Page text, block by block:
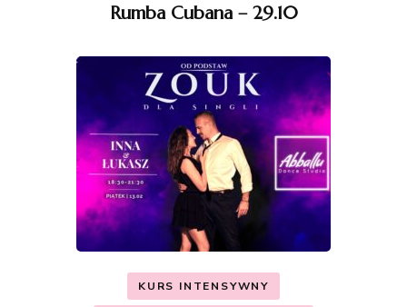
Rumba Cubana – 29.10
KURS INTENSYWNY